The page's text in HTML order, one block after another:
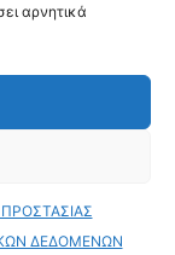
αρνητικά
ΠΡΟΣΤΑΣΙΑΣ
ΔΕΔΟΜΕΝΩΝ
Reserved •
Web Dpt